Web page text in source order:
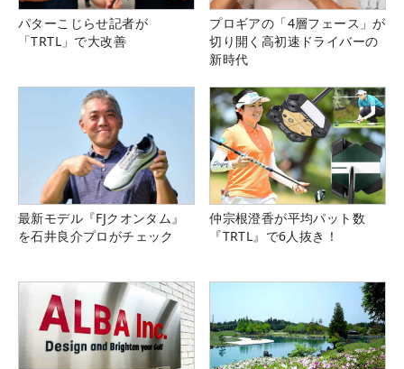
パターこじらせ記者が
「TRTL」で大改善
プロギアの「4層フェース」が
切り開く高初速ドライバーの
新時代
最新モデル『FJクオンタム』
を石井良介プロがチェック
仲宗根澄香が平均パット数
『TRTL』で6人抜き！